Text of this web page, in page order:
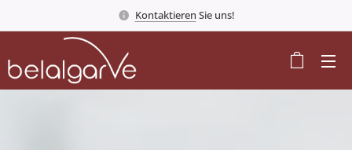
Kontaktieren Sie uns!